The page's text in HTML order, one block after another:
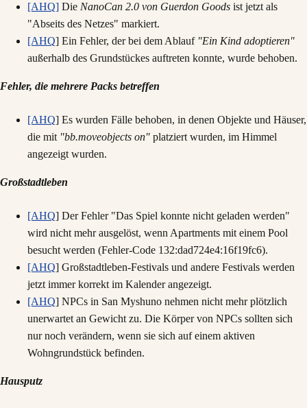
[AHQ] Die NanoCan 2.0 von Guerdon Goods ist jetzt als
"Abseits des Netzes" markiert.
[AHQ] Ein Fehler, der bei dem Ablauf "Ein Kind adoptieren"
außerhalb des Grundstückes auftreten konnte, wurde behoben.
Fehler, die mehrere Packs betreffen
[AHQ] Es wurden Fälle behoben, in denen Objekte und Häuser,
die mit "bb.moveobjects on" platziert wurden, im Himmel
angezeigt wurden.
Großstadtleben
[AHQ] Der Fehler "Das Spiel konnte nicht geladen werden"
wird nicht mehr ausgelöst, wenn Apartments mit einem Pool
besucht werden (Fehler-Code 132:dad724e4:16f19fc6).
[AHQ] Großstadtleben-Festivals und andere Festivals werden
jetzt immer korrekt im Kalender angezeigt.
[AHQ] NPCs in San Myshuno nehmen nicht mehr plötzlich
unerwartet an Gewicht zu. Die Körper von NPCs sollten sich
nur noch verändern, wenn sie sich auf einem aktiven
Wohngrundstück befinden.
Hausputz